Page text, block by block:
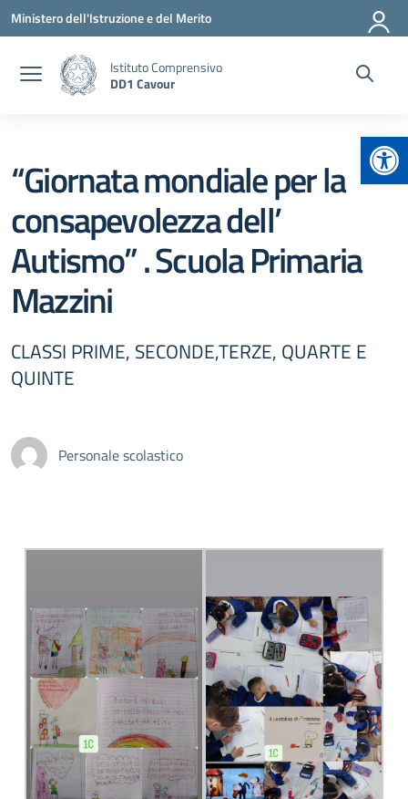
Vai ai contenuti
Vai al menu di navigazione
Vai al footer
Ministero dell'Istruzione e del Merito
Istituto Comprensivo
DD1 Cavour
“Giornata mondiale per la
consapevolezza dell’
Autismo” . Scuola Primaria
Mazzini
CLASSI PRIME, SECONDE,TERZE, QUARTE E
QUINTE
Personale scolastico